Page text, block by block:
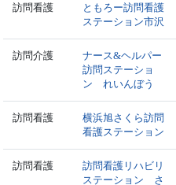
訪問看護
ともろー訪問看護
ステーション市沢
訪問介護
ナース&ヘルパー
訪問ステーショ
ン れいんぼう
訪問看護
横浜旭さくら訪問
看護ステーション
訪問看護
訪問看護リハビリ
ステーション さ